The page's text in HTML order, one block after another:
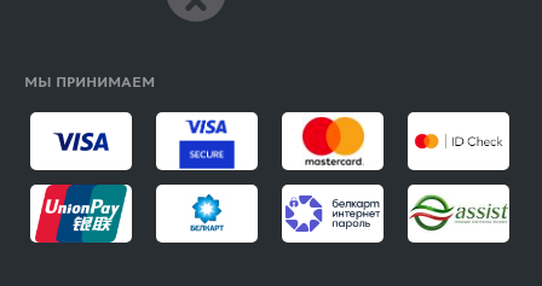
МЫ ПРИНИМАЕМ